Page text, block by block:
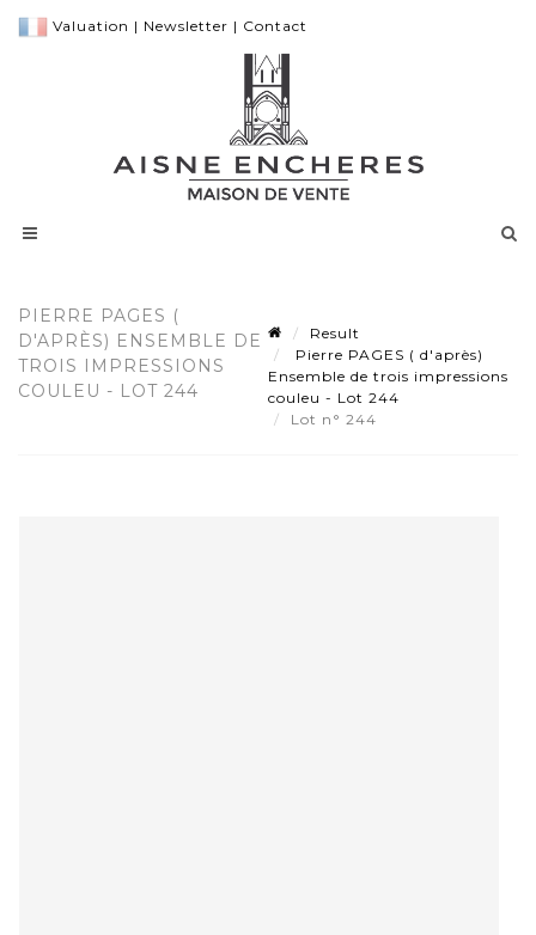
Valuation | Newsletter | Contact
PIERRE PAGES (
D'APRÈS) ENSEMBLE DE
TROIS IMPRESSIONS
COULEU - LOT 244
Result
Pierre PAGES ( d'après)
Ensemble de trois impressions
couleu - Lot 244
Lot n° 244